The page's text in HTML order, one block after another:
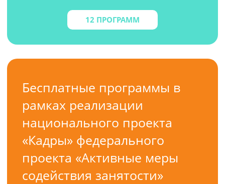
12 ПРОГРАММ
Бесплатные программы в
рамках реализации
национального проекта
«Кадры» федерального
проекта «Активные меры
содействия занятости»